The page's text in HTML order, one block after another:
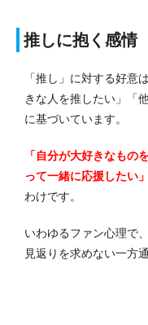
推しに抱く感情
「推し」に対する好意
きな人を推したい」「
に基づいています。
「自分が大好きなもの
って一緒に応援したい」
わけです。
いわゆるファン心理で
見返りを求めない一方